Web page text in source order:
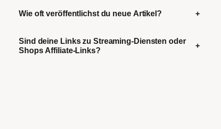
Wie oft veröffentlichst du neue Artikel? +
Sind deine Links zu Streaming-Diensten oder
Shops Affiliate-Links?
+